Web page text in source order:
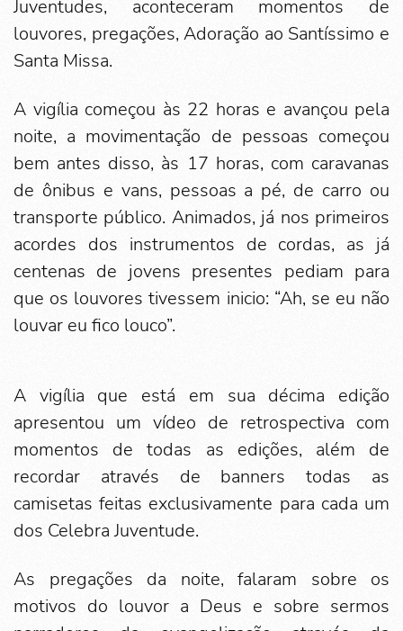
Juventudes, aconteceram momentos de
louvores, pregações, Adoração ao Santíssimo e
Santa Missa.
A vigília começou às 22 horas e avançou pela
noite, a movimentação de pessoas começou
bem antes disso, às 17 horas, com caravanas
de ônibus e vans, pessoas a pé, de carro ou
transporte público. Animados, já nos primeiros
acordes dos instrumentos de cordas, as já
centenas de jovens presentes pediam para
que os louvores tivessem inicio: “Ah, se eu não
louvar eu fico louco”.
A vigília que está em sua décima edição
apresentou um vídeo de retrospectiva com
momentos de todas as edições, além de
recordar através de banners todas as
camisetas feitas exclusivamente para cada um
dos Celebra Juventude.
As pregações da noite, falaram sobre os
motivos do louvor a Deus e sobre sermos